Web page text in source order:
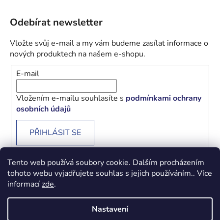
Tento web používá soubory cookie. Dalším procházením
tohoto webu vyjadřujete souhlas s jejich používáním.. Více
informacízde.
Nastavení
Odebírat newsletter
Vložte svůj e-mail a my vám budeme zasílat informace o
nových produktech na našem e-shopu.
E-mail
Vložením e-mailu souhlasíte s podmínkami ochrany
osobních údajů
PŘIHLÁSIT SE
Obchodní podmínky Podmínky ochrany osobních údajů